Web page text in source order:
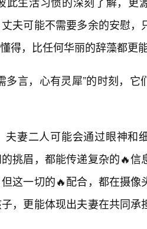
夫可能不需要多余的安慰，
得，比任何华丽的辞藻都更
多言，心有灵犀”的时刻，它
妻二人可能会通过眼神和
挑眉，都能传递复杂的🔥信
这一切的🔥配合，都在摄像
，更能体现出夫妻在共同承